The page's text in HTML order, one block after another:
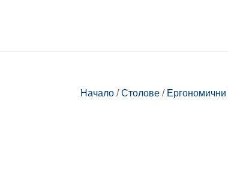
Начало /Столове / Ергономични